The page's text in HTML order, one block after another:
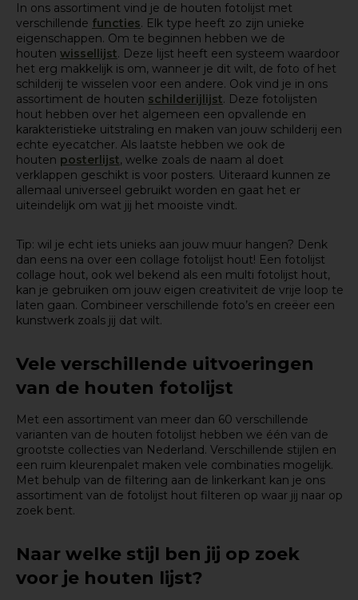
In ons assortiment vind je de houten fotolijst met
verschillende functies. Elk type heeft zo zijn unieke
eigenschappen. Om te beginnen hebben we de
houten wissellijst. Deze lijst heeft een systeem waardoor
het erg makkelijk is om, wanneer je dit wilt, de foto of het
schilderij te wisselen voor een andere. Ook vind je in ons
assortiment de houten schilderijlijst. Deze fotolijsten
hout hebben over het algemeen een opvallende en
karakteristieke uitstraling en maken van jouw schilderij een
echte eyecatcher. Als laatste hebben we ook de
houten posterlijst, welke zoals de naam al doet
verklappen geschikt is voor posters. Uiteraard kunnen ze
allemaal universeel gebruikt worden en gaat het er
uiteindelijk om wat jij het mooiste vindt.
Tip: wil je echt iets unieks aan jouw muur hangen? Denk
dan eens na over een collage fotolijst hout! Een fotolijst
collage hout, ook wel bekend als een multi fotolijst hout,
kan je gebruiken om jouw eigen creativiteit de vrije loop te
laten gaan. Combineer verschillende foto’s en creëer een
kunstwerk zoals jij dat wilt.
Vele verschillende uitvoeringen
van de houten fotolijst
Met een assortiment van meer dan 60 verschillende
varianten van de houten fotolijst hebben we één van de
grootste collecties van Nederland. Verschillende stijlen en
een ruim kleurenpalet maken vele combinaties mogelijk.
Met behulp van de filtering aan de linkerkant kan je ons
assortiment van de fotolijst hout filteren op waar jij naar op
zoek bent.
Naar welke stijl ben jij op zoek
voor je houten lijst?